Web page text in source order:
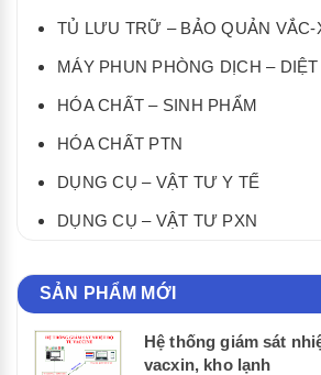
TỦ LƯU TRỮ – BẢO QUẢN VẮC-
MÁY PHUN PHÒNG DỊCH –
HÓA CHẤT – SINH PHẨM
HÓA CHẤT PTN
DỤNG CỤ – VẬT TƯ Y TẾ
DỤNG CỤ – VẬT TƯ PXN
SẢN PHẨM MỚI
Hệ thống giám sát
vacxin, kho lạnh